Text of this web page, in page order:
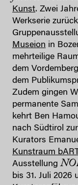
Kunst. Zwei
Werkserie
Museion in
mehrteilige
dem
dem
Zudem gingen
permanente
kehrt Ben
nach Südtirol
Kurators
Kunstraum
Ausstellung
bis 31. Juli 2026